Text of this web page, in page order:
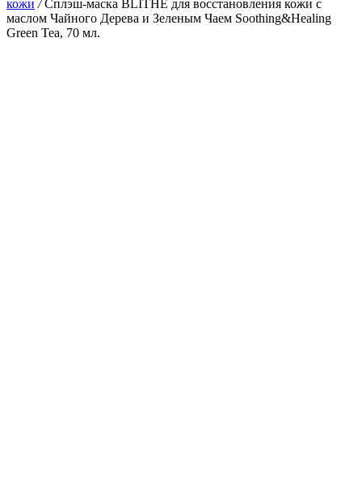
кожи /Сплэш-маска BLITHE для восстановления кожи с
маслом Чайного Дерева и Зеленым Чаем Soothing&Healing
Green Tea, 70 мл.